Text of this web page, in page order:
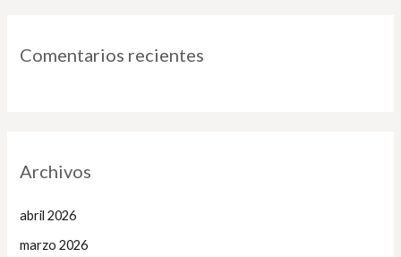
Comentarios recientes
Archivos
abril 2026
marzo 2026